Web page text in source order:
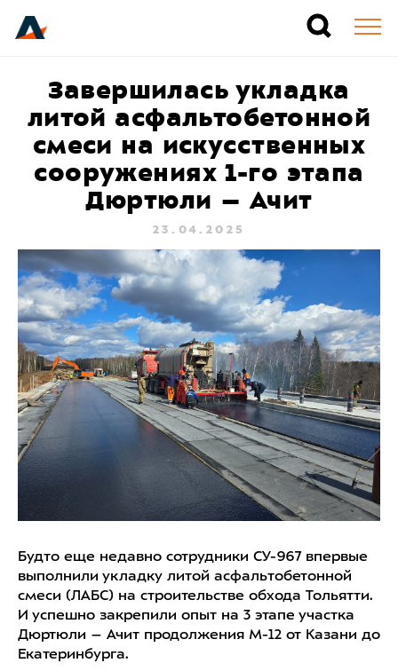
Завершилась укладка
литой асфальтобетонной
смеси на искусственных
сооружениях 1-го этапа
Дюртюли – Ачит
23.04.2025
Будто еще недавно сотрудники СУ-967 впервые
выполнили укладку литой асфальтобетонной
смеси (ЛАБС) на строительстве обхода Тольятти.
И успешно закрепили опыт на 3 этапе участка
Дюртюли – Ачит продолжения М-12 от Казани до
Екатеринбурга.